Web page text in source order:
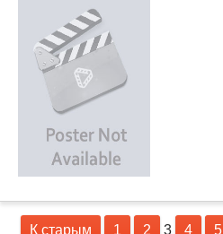
К старым 1 2 3 4 5